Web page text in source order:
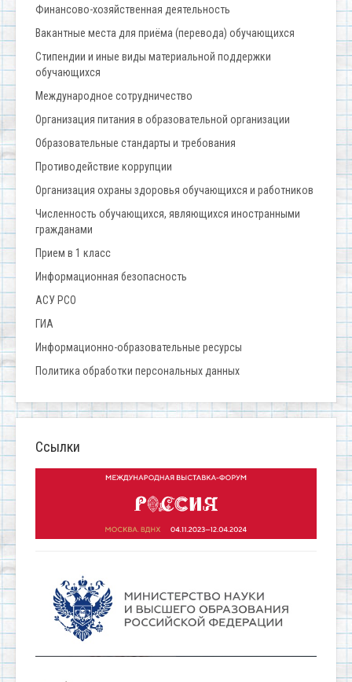
Финансово-хозяйственная деятельность
Вакантные места для приёма (перевода) обучающихся
Стипендии и иные виды материальной поддержки
обучающихся
Международное сотрудничество
Организация питания в образовательной организации
Образовательные стандарты и требования
Противодействие коррупции
Организация охраны здоровья обучающихся и работников
Численность обучающихся, являющихся иностранными
гражданами
Прием в 1 класс
Информационная безопасность
АСУ РСО
ГИА
Информационно-образовательные ресурсы
Политика обработки персональных данных
Ссылки